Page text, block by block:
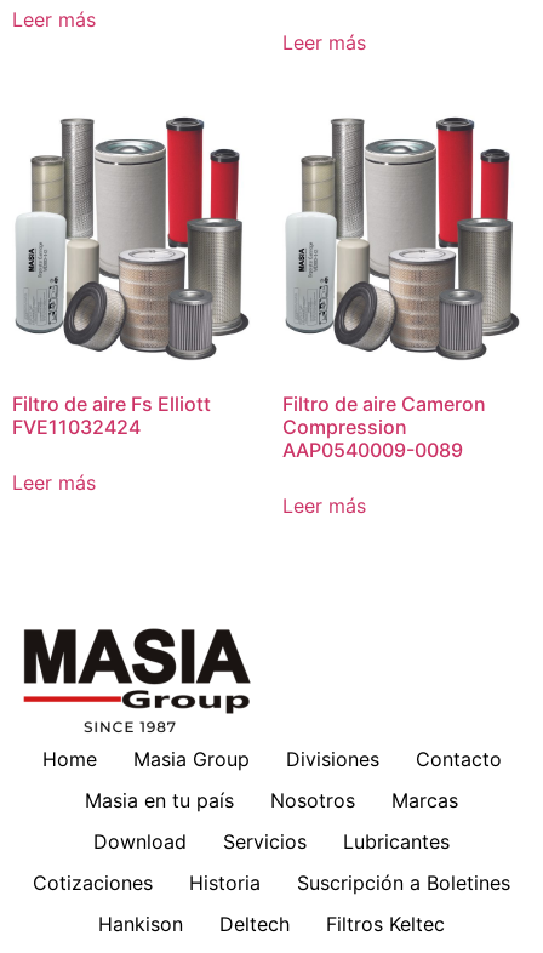
Leer más
Leer más
Filtro de aire Fs Elliott
FVE11032424
Leer más
Filtro de aire Cameron
Compression
AAP0540009-0089
Leer más
Home Masia Group Divisiones
Contacto
Masia en tu país
Nosotros
Marcas
Download
Servicios
Lubricantes
Cotizaciones
Historia
Suscripción a Boletines
Hankison
Deltech
Filtros Keltec